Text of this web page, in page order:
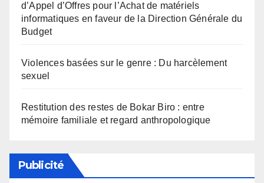
d’Appel d’Offres pour l’Achat de matériels
informatiques en faveur de la Direction Générale du
Budget
Violences basées sur le genre : Du harcèlement
sexuel
Restitution des restes de Bokar Biro : entre
mémoire familiale et regard anthropologique
Publicité